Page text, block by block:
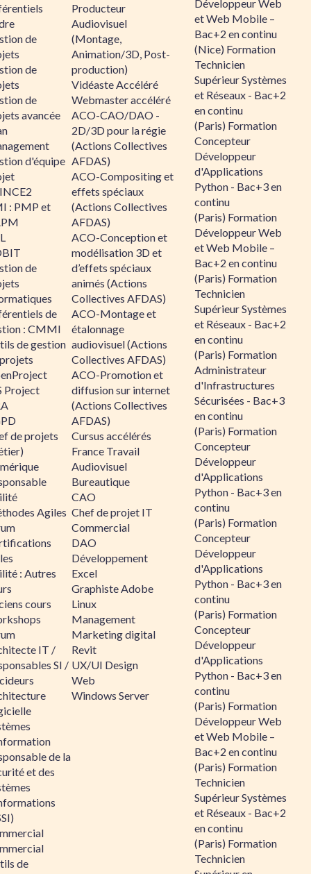
de
de
de
avancée
d'équipe
: PMP et
de
de
: CMMI
de gestion
Project
de projets
Agiles
: Autres
cours
IT /
SI /
de la
et des
de
Producteur
Audiovisuel
(Montage,
Animation/3D, Post-
production)
Vidéaste Accéléré
Webmaster accéléré
ACO-CAO/DAO -
2D/3D pour la régie
(Actions Collectives
AFDAS)
ACO-Compositing et
effets spéciaux
(Actions Collectives
AFDAS)
ACO-Conception et
modélisation 3D et
d’effets spéciaux
animés (Actions
Collectives AFDAS)
ACO-Montage et
étalonnage
audiovisuel (Actions
Collectives AFDAS)
ACO-Promotion et
diffusion sur internet
(Actions Collectives
AFDAS)
Cursus accélérés
France Travail
Audiovisuel
Bureautique
CAO
Chef de projet IT
Commercial
DAO
Développement
Excel
Graphiste Adobe
Linux
Management
Marketing digital
Revit
UX/UI Design
Web
Windows Server
Développeur Web
et Web Mobile –
Bac+2 en continu
(Nice) Formation
Technicien
Supérieur Systèmes
et Réseaux - Bac+2
en continu
(Paris) Formation
Concepteur
Développeur
d'Applications
Python - Bac+3 en
continu
(Paris) Formation
Développeur Web
et Web Mobile –
Bac+2 en continu
(Paris) Formation
Technicien
Supérieur Systèmes
et Réseaux - Bac+2
en continu
(Paris) Formation
Administrateur
d'Infrastructures
Sécurisées - Bac+3
en continu
(Paris) Formation
Concepteur
Développeur
d'Applications
Python - Bac+3 en
continu
(Paris) Formation
Concepteur
Développeur
d'Applications
Python - Bac+3 en
continu
(Paris) Formation
Concepteur
Développeur
d'Applications
Python - Bac+3 en
continu
(Paris) Formation
Développeur Web
et Web Mobile –
Bac+2 en continu
(Paris) Formation
Technicien
Supérieur Systèmes
et Réseaux - Bac+2
en continu
(Paris) Formation
Technicien